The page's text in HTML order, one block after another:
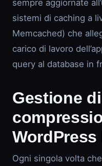
sempre aggiornate
sistemi di caching a
Memcached) che
carico di lavoro
query al database in
Gestione
Ogni singola volta